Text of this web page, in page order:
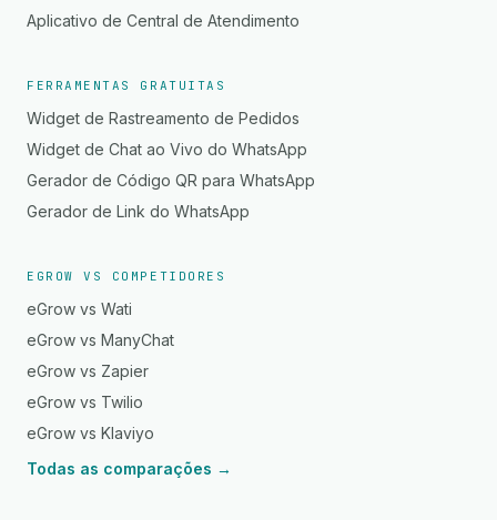
Aplicativo de Central de Atendimento
FERRAMENTAS GRATUITAS
Widget de Rastreamento de Pedidos
Widget de Chat ao Vivo do WhatsApp
Gerador de Código QR para WhatsApp
Gerador de Link do WhatsApp
EGROW VS COMPETIDORES
eGrow vs Wati
eGrow vs ManyChat
eGrow vs Zapier
eGrow vs Twilio
eGrow vs Klaviyo
Todas as comparações →